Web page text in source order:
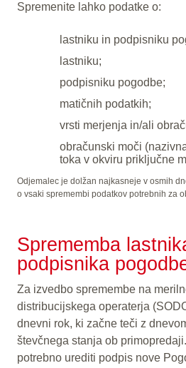
Spremenite lahko podatke o:
lastniku in podpisniku
lastniku;
podpisniku pogodbe;
matičnih podatkih;
vrsti merjenja in/ali
obračunski moči
toka v okviru priključne
Odjemalec je dolžan najkasneje v osmih
o vsaki spremembi podatkov potrebnih za
Sprememba
podpisnika
Za izvedbo spremembe na
distribucijskega operaterja
dnevni rok, ki začne teči z
števčnega stanja ob
potrebno urediti podpis nove